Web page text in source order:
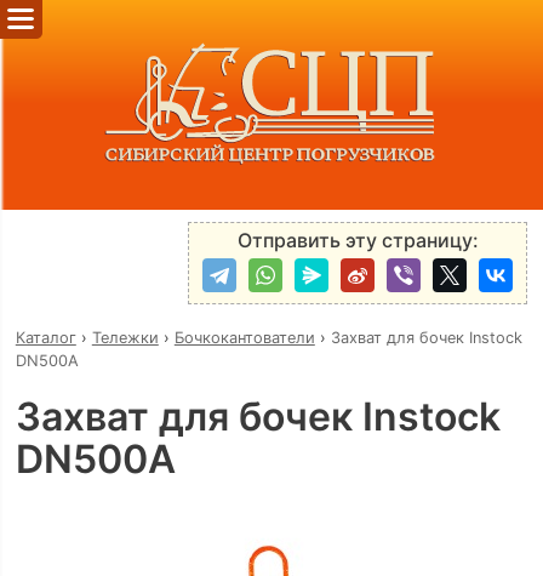
Отправить эту страницу:
Каталог› Тележки › Бочкокантователи › Захват для бочек Instock
DN500A
Захват для бочек Instock
DN500A